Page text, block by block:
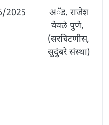
2025
अॅड. राजेश
येवले पुणे,
(सरचिटणीस,
सुदुंबरे संस्था)